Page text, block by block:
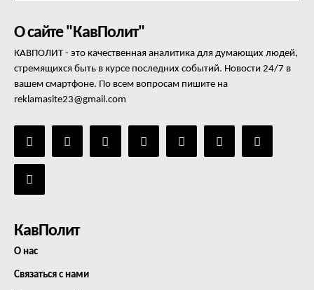
О сайте "КавПолит"
КАВПОЛИТ - это качественная аналитика для думающих людей,
стремящихся быть в курсе последних событий. Новости 24/7 в
вашем смартфоне. По всем вопросам пишите на
reklamasite23@gmail.com
КавПолит
О нас
Связаться с нами